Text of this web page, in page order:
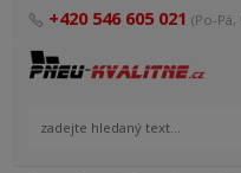
+420 546 605 021 (Po-